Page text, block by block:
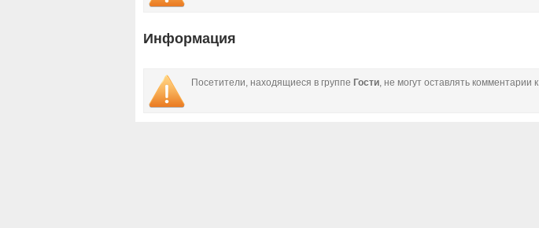
Информация
Посетители, находящиеся в группе Гости, не могут оставлять комментарии